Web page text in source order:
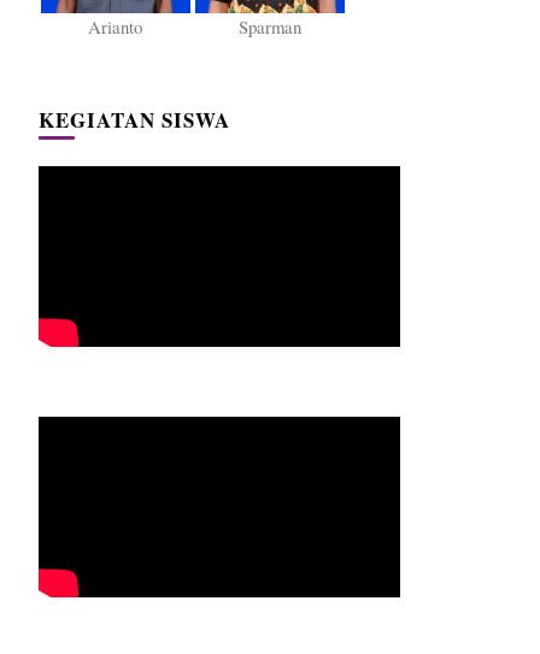
Arianto Sparman
KEGIATAN SISWA